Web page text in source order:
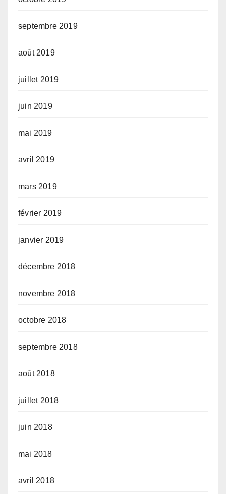
septembre 2019
août 2019
juillet 2019
juin 2019
mai 2019
avril 2019
mars 2019
février 2019
janvier 2019
décembre 2018
novembre 2018
octobre 2018
septembre 2018
août 2018
juillet 2018
juin 2018
mai 2018
avril 2018